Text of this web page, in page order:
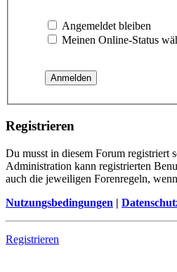
Angemeldet bleiben
Meinen Online-Status
Registrieren
Du musst in diesem Forum
Administration kann registrierten
auch die jeweiligen Forenregeln,
Nutzungsbedingungen |
Registrieren